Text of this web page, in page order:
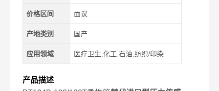
价格区间 面议
产地类别 国产
应用领域 医疗卫生,化工,石油,纺织/印染
产品描述